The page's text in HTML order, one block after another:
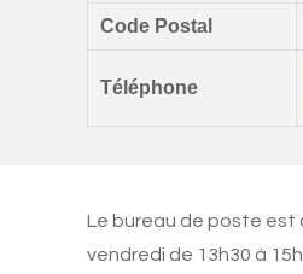
Code Postal
Téléphone
Le bureau de poste est
vendredi de 13h30 à